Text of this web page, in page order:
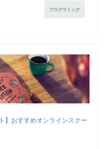
プログラミング
】おすすめオンラインスクー